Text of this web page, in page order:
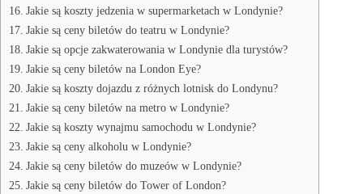
Jakie są koszty jedzenia w supermarketach w Londynie?
Jakie są ceny biletów do teatru w Londynie?
Jakie są opcje zakwaterowania w Londynie dla turystów?
Jakie są ceny biletów na London Eye?
Jakie są koszty dojazdu z różnych lotnisk do Londynu?
Jakie są ceny biletów na metro w Londynie?
Jakie są koszty wynajmu samochodu w Londynie?
Jakie są ceny alkoholu w Londynie?
Jakie są ceny biletów do muzeów w Londynie?
Jakie są ceny biletów do Tower of London?